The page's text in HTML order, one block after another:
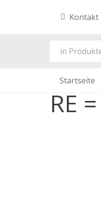
Kontakt
Startseite
RE